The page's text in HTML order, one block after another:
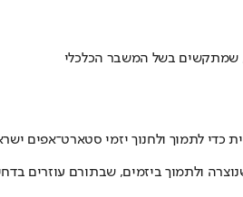
שמתקשים בשל המשבר הכלכלי
כדי לתמוך ולחנוך יזמי סטארט־אפים
ולתמוך ביזמים, שבתורם עוזרים